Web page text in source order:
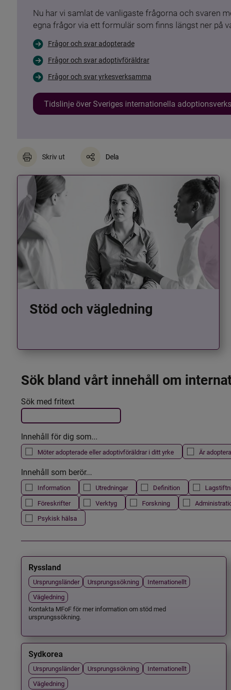
Nu har vi samlat de vanligaste frågorna och svaren
egna frågor via ett formulär som finns längst ner på
Frågor och svar adopterade
Frågor och svar adoptivföräldrar
Frågor och svar yrkesverksamma
Tidslinje över Sveriges internationella
Skriv ut Dela
Stöd och vägledning
Sök bland vårt innehåll om
Filtrera resultatet
Det här formuläret postas automatiskt
Sök med fritext
Innehåll för dig som...
Möter adopterade eller adoptivföräldrar i ditt yrke Är
Innehåll som berör...
Information Utredningar Definition
Föreskrifter
Verktyg Forskning
Psykisk hälsa
Ryssland
Ursprungsländer Ursprungssökning
Internationellt
Vägledning
Kontakta MFoF för mer information om stöd med
ursprungssökning.
Sydkorea
Ursprungsländer Ursprungssökning
Internationellt
Vägledning